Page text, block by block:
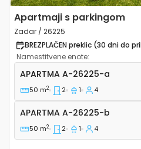
Apartmaji s parkingom
Zadar / 26225
BREZPLAČEN preklic (30 dni do
Namestitvene enote:
Dvosobni apartma Zadar
APARTMA A-26225-a
50 m2 2 1 4
Apartma A-26225-b
APARTMA A-26225-b
50 m2 2 1 4